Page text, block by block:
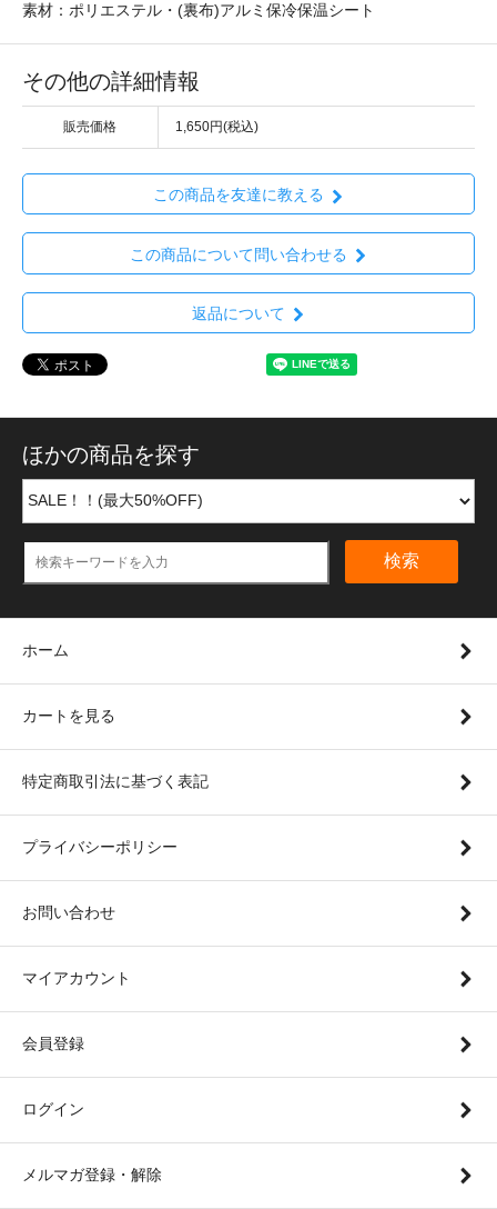
素材：ポリエステル・(裏布)アルミ保冷保温シート
その他の詳細情報
販売価格 1,650円(税込)
この商品を友達に教える
この商品について問い合わせる
返品について
ほかの商品を探す
検索
ホーム
カートを見る
特定商取引法に基づく表記
プライバシーポリシー
お問い合わせ
マイアカウント
会員登録
ログイン
メルマガ登録・解除